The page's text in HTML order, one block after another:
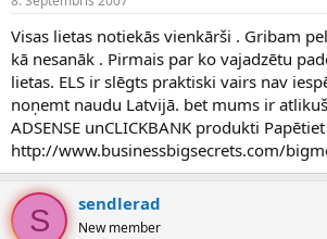
n
u
z
s
ā
c
ē
s
a
u
m
s
Visas lietas notiekās vienkārši . Gribam
kā nesanāk . Pirmais par ko vajadzētu
lietas. ELS ir slēgts praktiski vairs nav
noņemt naudu Latvijā. bet mums ir
ADSENSE unCLICKBANK produkti
http://www.businessbigsecrets.com/
S sendlerad
New member